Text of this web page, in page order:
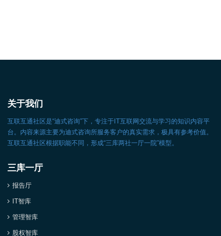
关于我们
互联互通社区是“迪式咨询”下，专注于IT互联网交流与学习的知识内容平
台。内容来源主要为迪式咨询所服务客户的真实需求，极具有参考价值。
互联互通社区根据职能不同，形成“三库两社一厅一院”模型。
三库一厅
报告厅
IT智库
管理智库
股权智库